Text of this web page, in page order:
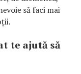
să faci mai
te ajută să